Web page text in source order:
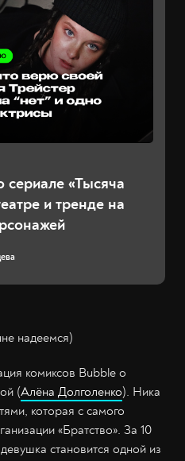
сериале «Тысяча
и тренде на
надеемся)
комиксов Bubble о
(Алёна Долголенко). Ника
которая с самого
«Братство». За 10
становится одной из